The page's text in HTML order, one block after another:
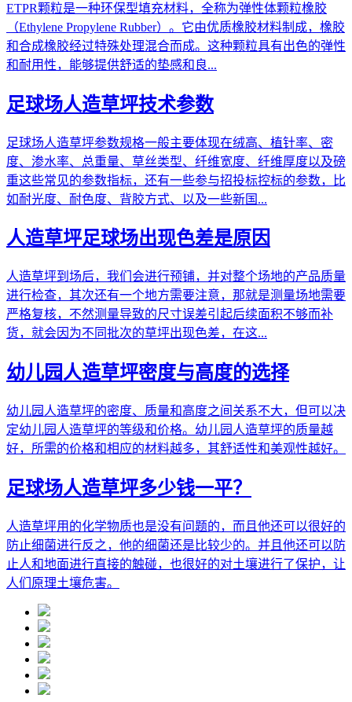
ETPR颗粒是一种环保型填充材料，全称为弹性体颗粒橡胶
（Ethylene Propylene Rubber）。它由优质橡胶材料制成，橡胶
和合成橡胶经过特殊处理混合而成。这种颗粒具有出色的弹性
和耐用性，能够提供舒适的垫感和良...
足球场人造草坪技术参数
足球场人造草坪参数规格一般主要体现在绒高、植针率、密
度、渗水率、总重量、草丝类型、纤维宽度、纤维厚度以及磅
重这些常见的参数指标，还有一些参与招投标控标的参数，比
如耐光度、耐色度、背胶方式、以及一些新国...
人造草坪足球场出现色差是原因
人造草坪到场后，我们会进行预铺，并对整个场地的产品质量
进行检查，其次还有一个地方需要注意，那就是测量场地需要
严格复核，不然测量导致的尺寸误差引起后续面积不够而补
货，就会因为不同批次的草坪出现色差，在这...
幼儿园人造草坪密度与高度的选择
幼儿园人造草坪的密度、质量和高度之间关系不大，但可以决
定幼儿园人造草坪的等级和价格。幼儿园人造草坪的质量越
好，所需的价格和相应的材料越多，其舒适性和美观性越好。
足球场人造草坪多少钱一平？
人造草坪用的化学物质也是没有问题的，而且他还可以很好的
防止细菌进行反之，他的细菌还是比较少的。并且他还可以防
止人和地面进行直接的触碰，也很好的对土壤进行了保护，让
人们原理土壤危害。